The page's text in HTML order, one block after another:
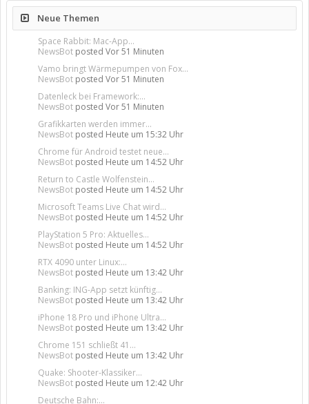
Neue Themen
Space Rabbit: Mac-App...
NewsBot posted Vor 51 Minuten
Vamo bringt Wärmepumpen von Fox...
NewsBot posted Vor 51 Minuten
Datenleck bei Framework:...
NewsBot posted Vor 51 Minuten
Grafikkarten werden immer...
NewsBot posted Heute um 15:32 Uhr
Chrome für Android testet neue...
NewsBot posted Heute um 14:52 Uhr
Return to Castle Wolfenstein...
NewsBot posted Heute um 14:52 Uhr
Microsoft Teams Live Chat wird...
NewsBot posted Heute um 14:52 Uhr
PlayStation 5 Pro: Aktuelles...
NewsBot posted Heute um 14:52 Uhr
RTX 4090 unter Linux:...
NewsBot posted Heute um 13:42 Uhr
Banking: ING-App setzt künftig...
NewsBot posted Heute um 13:42 Uhr
iPhone 18 Pro und iPhone Ultra...
NewsBot posted Heute um 13:42 Uhr
Chrome 151 schließt 41...
NewsBot posted Heute um 13:42 Uhr
Quake: Shooter-Klassiker...
NewsBot posted Heute um 12:42 Uhr
Deutsche Bahn:...